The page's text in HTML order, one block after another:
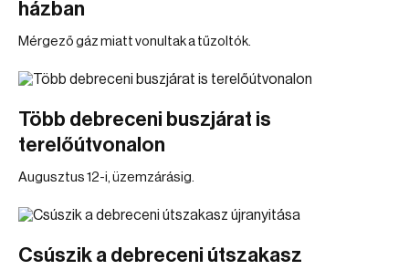
házban
Mérgező gáz miatt vonultak a tűzoltók.
Több debreceni buszjárat is
terelőútvonalon
Augusztus 12-i, üzemzárásig.
Csúszik a debreceni útszakasz